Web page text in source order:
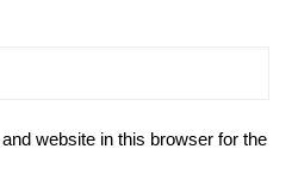
website in this browser for the